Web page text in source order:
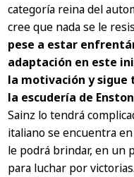
categoría reina del
cree que nada se le
pese a estar
adaptación en este
la motivación y sigue
la escudería de
Sainz lo tendrá
italiano se encuentra
le podrá brindar, en un
para luchar por